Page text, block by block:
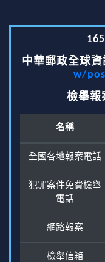
中華郵政全球資
w/
檢舉報
名稱
全國各地報案電話
犯罪案件免費檢舉
電話
網路報案
檢舉信箱